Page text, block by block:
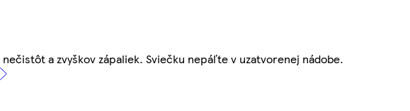
nečistôt a zvyškov zápaliek. Sviečku nepáľte v uzatvorenej nádobe.